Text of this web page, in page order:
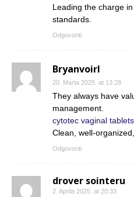
Leading the charge
standards.
Odgovoriti
Bryanvoirl
20. Marta 2025. at 13:28
They always have
management.
cytotec vaginal tablets
Clean, well-
Odgovoriti
drover sointeru
2. Aprila 2025. at 20:33